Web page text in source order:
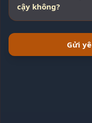
cậy không?
Gửi